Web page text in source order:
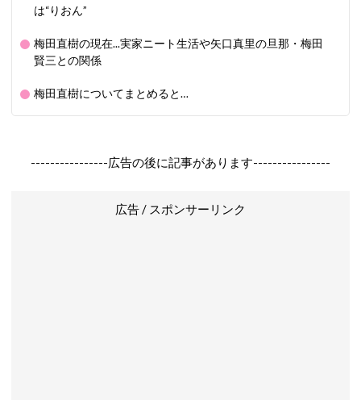
は“りおん”
梅田直樹の現在...実家ニート生活や矢口真里の旦那・梅田
賢三との関係
梅田直樹についてまとめると…
----------------広告の後に記事があります----------------
広告 / スポンサーリンク